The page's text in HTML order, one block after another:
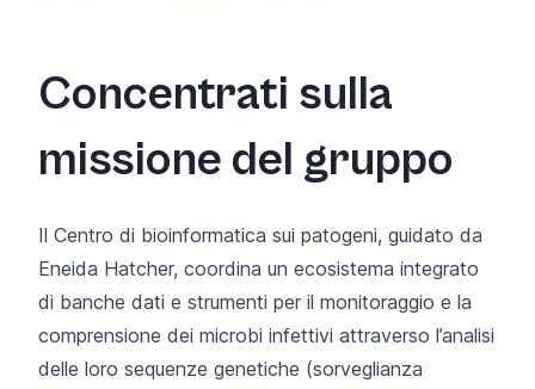
Concentrati sulla
missione del gruppo
Il Centro di bioinformatica sui patogeni, guidato da
Eneida Hatcher, coordina un ecosistema integrato
di banche dati e strumenti per il monitoraggio e la
comprensione dei microbi infettivi attraverso l’analisi
delle loro sequenze genetiche (sorveglianza